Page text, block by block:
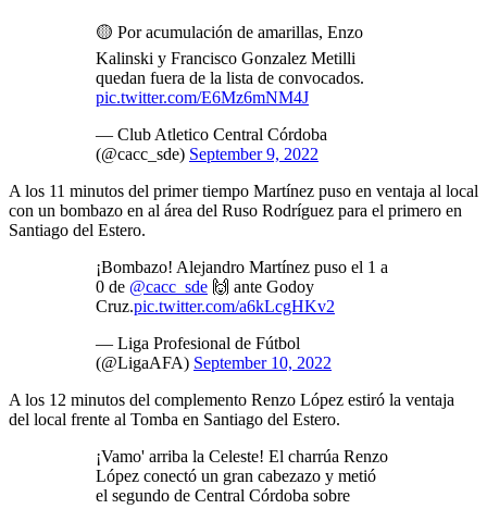
🟡 Por acumulación de amarillas, Enzo
Kalinski y Francisco Gonzalez Metilli
quedan fuera de la lista de convocados.
pic.twitter.com/E6Mz6mNM4J
— Club Atletico Central Córdoba
(@cacc_sde) September 9, 2022
A los 11 minutos del primer tiempo Martínez puso en ventaja al local
con un bombazo en al área del Ruso Rodríguez para el primero en
Santiago del Estero.
¡Bombazo! Alejandro Martínez puso el 1 a
0 de @cacc_sde 🙌 ante Godoy
Cruz.pic.twitter.com/a6kLcgHKv2
— Liga Profesional de Fútbol
(@LigaAFA) September 10, 2022
A los 12 minutos del complemento Renzo López estiró la ventaja
del local frente al Tomba en Santiago del Estero.
¡Vamo' arriba la Celeste! El charrúa Renzo
López conectó un gran cabezazo y metió
el segundo de Central Córdoba sobre